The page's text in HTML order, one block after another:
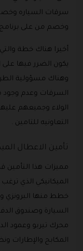
سرقات السياره
وخصم من على برنامج
أخيرا هناك خطة
وهناك مسؤولية
السرقات وعدم وجود
الولاء وجميعهم
التعاونيه للتامين .
تأمين الاعطال
مميزات هذا التأمين
الميكانيكي الذي
خطط منها البرونزي
السيارة وصندوق
محرك تيربو وعمود
المكابح والإطارات